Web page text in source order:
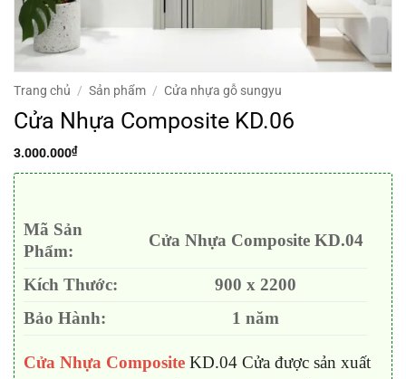
Trang chủ / Sản phẩm / Cửa nhựa gỗ sungyu
Cửa Nhựa Composite KD.06
3.000.000₫
Mã Sản
Phẩm:
Cửa Nhựa Composite KD.04
Kích Thước:
900 x 2200
Bảo Hành:
1 năm
Cửa Nhựa Composite KD.04 Cửa được sản xuất